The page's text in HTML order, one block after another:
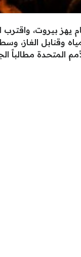
يهز بيروت،
وقنابل الغاز، وسط
المتحدة مطالباً